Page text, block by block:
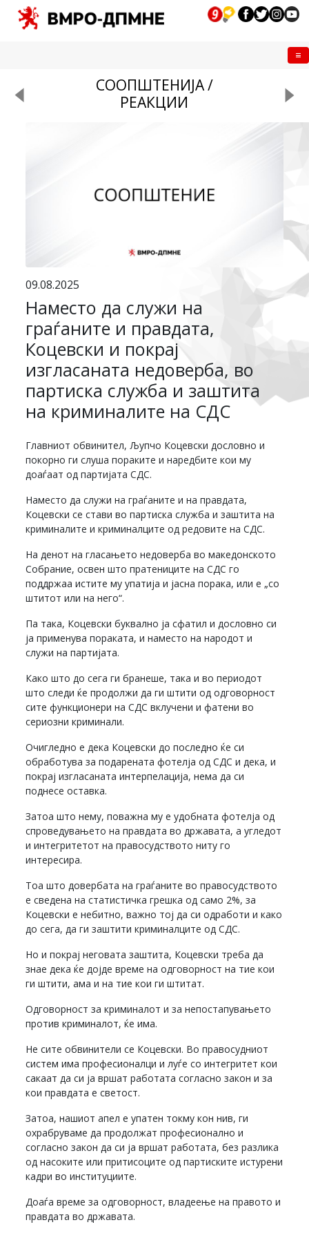
СООПШТЕНИЈА /
РЕАКЦИИ
09.08.2025
Наместо да служи на
граѓаните и правдата,
Коцевски и покрај
изгласаната недоверба, во
партиска служба и заштита
на криминалите на СДС
Главниот обвинител, Љупчо Коцевски дословно и
покорно ги слуша пораките и наредбите кои му
доаѓаат од партијата СДС.
Наместо да служи на граѓаните и на правдата,
Коцевски се стави во партиска служба и заштита на
криминалите и криминалците од редовите на СДС.
На денот на гласањето недоверба во македонското
Собрание, освен што пратениците на СДС го
поддржаа истите му упатија и јасна порака, или е „со
штитот или на него“.
Па така, Коцевски буквално ја сфатил и дословно си
ја применува пораката, и наместо на народот и
служи на партијата.
Како што до сега ги бранеше, така и во периодот
што следи ќе продолжи да ги штити од одговорност
сите функционери на СДС вклучени и фатени во
сериозни криминали.
Очигледно е дека Коцевски до последно ќе си
обработува за подарената фотелја од СДС и дека, и
покрај изгласаната интерпелација, нема да си
поднесе оставка.
Затоа што нему, поважна му е удобната фотелја од
спроведувањето на правдата во државата, а угледот
и интегритетот на правосудството ниту го
интересира.
Тоа што довербата на граѓаните во правосудството
е сведена на статистичка грешка од само 2%, за
Коцевски е небитно, важно тој да си одработи и како
до сега, да ги заштити криминалците од СДС.
Но и покрај неговата заштита, Коцевски треба да
знае дека ќе дојде време на одговорност на тие кои
ги штити, ама и на тие кои ги штитат.
Одговорност за криминалот и за непостапувањето
против криминалот, ќе има.
Не сите обвинители се Коцевски. Во правосудниот
систем има професионалци и луѓе со интегритет кои
сакаат да си ја вршат работата согласно закон и за
кои правдата е светост.
Затоа, нашиот апел е упатен токму кон нив, ги
охрабруваме да продолжат професионално и
согласно закон да си ја вршат работата, без разлика
од насоките или притисоците од партиските истурени
кадри во институциите.
Доаѓа време за одговорност, владеење на правото и
правдата во државата.